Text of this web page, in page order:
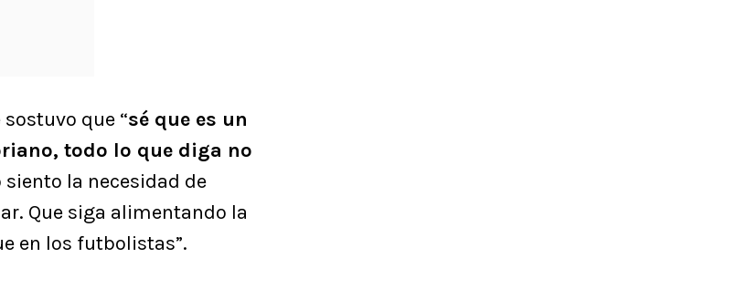
que “sé que es un
todo lo que diga no
siento la necesidad de
Que siga alimentando la
en los futbolistas”.